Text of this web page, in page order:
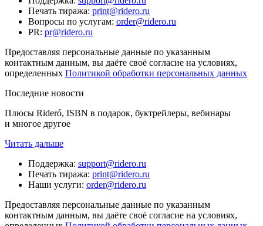
Печать тиража: print@ridero.ru
Вопросы по услугам: order@ridero.ru
PR: pr@ridero.ru
Предоставляя персональные данные по указанным
контактным данным, вы даёте своё согласие на условиях,
определенных Политикой обработки персональных данных
Последние новости
Плюсы Rideró, ISBN в подарок, буктрейлеры, вебинары
и многое другое
Читать дальше
Поддержка: support@ridero.ru
Печать тиража: print@ridero.ru
Наши услуги: order@ridero.ru
Предоставляя персональные данные по указанным
контактным данным, вы даёте своё согласие на условиях,